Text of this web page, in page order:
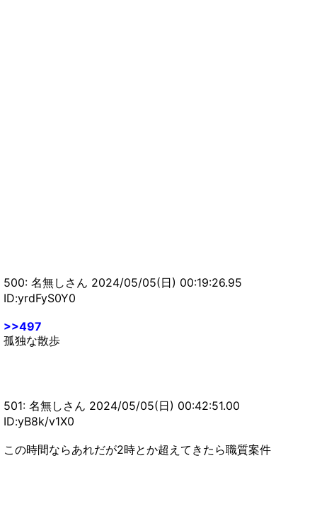
500: 名無しさん 2024/05/05(日) 00:19:26.95
ID:yrdFyS0Y0
>>497
孤独な散歩
501: 名無しさん 2024/05/05(日) 00:42:51.00
ID:yB8k/v1X0
この時間ならあれだが2時とか超えてきたら職質案件